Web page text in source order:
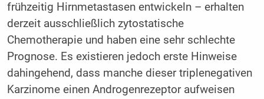
frühzeitig Hirnmetastasen entwickeln – erhalten
derzeit ausschließlich zytostatische
Chemotherapie und haben eine sehr schlechte
Prognose. Es existieren jedoch erste Hinweise
dahingehend, dass manche dieser triplenegativen
Karzinome einen Androgenrezeptor aufweisen